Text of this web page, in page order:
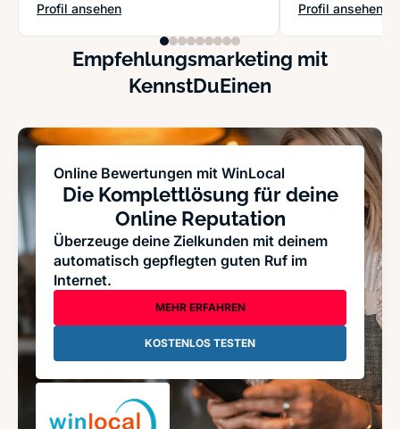
Profil ansehen
: Dr. Boulaaouin Zahnärzte
Profil ansehen
: Zahnarztpraxis
Empfehlungsmarketing mit
KennstDuEinen
Online Bewertungen mit WinLocal
Die Komplettlösung für deine
Online Reputation
Überzeuge deine Zielkunden mit deinem
automatisch gepflegten guten Ruf im
Internet.
MEHR ERFAHREN
KOSTENLOS TESTEN